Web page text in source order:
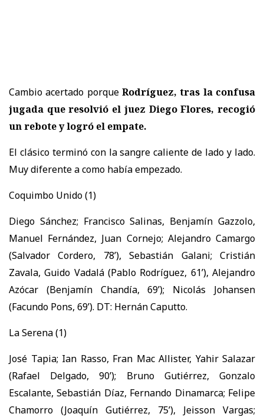
Cambio acertado porque Rodríguez, tras la confusa
jugada que resolvió el juez Diego Flores, recogió
un rebote y logró el empate.
El clásico terminó con la sangre caliente de lado y lado.
Muy diferente a como había empezado.
Coquimbo Unido (1)
Diego Sánchez; Francisco Salinas, Benjamín Gazzolo,
Manuel Fernández, Juan Cornejo; Alejandro Camargo
(Salvador Cordero, 78’), Sebastián Galani; Cristián
Zavala, Guido Vadalá (Pablo Rodríguez, 61’), Alejandro
Azócar (Benjamín Chandía, 69’); Nicolás Johansen
(Facundo Pons, 69’). DT: Hernán Caputto.
La Serena (1)
José Tapia; Ian Rasso, Fran Mac Allister, Yahir Salazar
(Rafael Delgado, 90’); Bruno Gutiérrez, Gonzalo
Escalante, Sebastián Díaz, Fernando Dinamarca; Felipe
Chamorro (Joaquín Gutiérrez, 75’), Jeisson Vargas;